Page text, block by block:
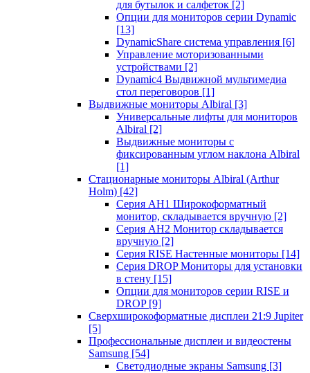
для бутылок и салфеток [2]
Опции для мониторов серии Dynamic
[13]
DynamicShare система управления [6]
Управление моторизованными
устройствами [2]
Dynamic4 Выдвижной мультимедиа
стол переговоров [1]
Выдвижные мониторы Albiral [3]
Универсальные лифты для мониторов
Albiral [2]
Выдвижные мониторы с
фиксированным углом наклона Albiral
[1]
Стационарные мониторы Albiral (Arthur
Holm) [42]
Серия AH1 Широкоформатный
монитор, складывается вручную [2]
Серия AH2 Монитор складывается
вручную [2]
Серия RISE Настенные мониторы [14]
Серия DROP Мониторы для установки
в стену [15]
Опции для мониторов серии RISE и
DROP [9]
Сверхширокоформатные дисплеи 21:9 Jupiter
[5]
Профессиональные дисплеи и видеостены
Samsung [54]
Светодиодные экраны Samsung [3]